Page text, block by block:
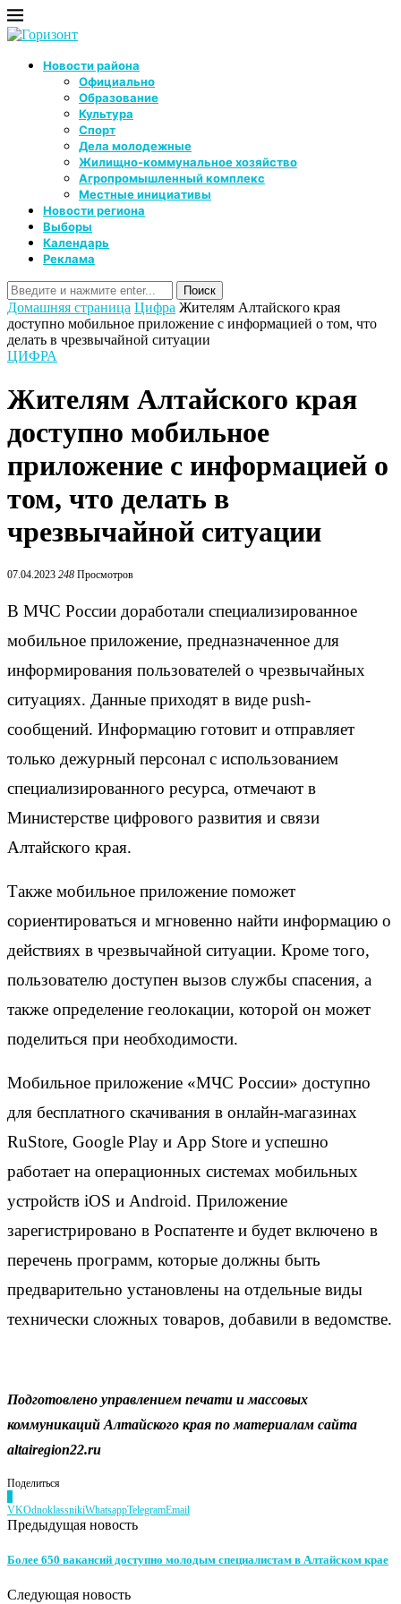
Новости района
Официально
Образование
Культура
Спорт
Дела молодежные
Жилищно-коммунальное хозяйство
Агропромышленный комплекс
Местные инициативы
Новости региона
Выборы
Календарь
Реклама
Домашняя страница Цифра Жителям Алтайского края
доступно мобильное приложение с информацией о том, что
делать в чрезвычайной ситуации
ЦИФРА
Жителям Алтайского края
доступно мобильное
приложение с информацией о
том, что делать в
чрезвычайной ситуации
07.04.2023 248 Просмотров
В МЧС России доработали специализированное
мобильное приложение, предназначенное для
информирования пользователей о чрезвычайных
ситуациях. Данные приходят в виде push-
сообщений. Информацию готовит и отправляет
только дежурный персонал с использованием
специализированного ресурса, отмечают в
Министерстве цифрового развития и связи
Алтайского края.
Также мобильное приложение поможет
сориентироваться и мгновенно найти информацию о
действиях в чрезвычайной ситуации. Кроме того,
пользователю доступен вызов службы спасения, а
также определение геолокации, которой он может
поделиться при необходимости.
Мобильное приложение «МЧС России» доступно
для бесплатного скачивания в онлайн-магазинах
RuStore, Google Play и App Store и успешно
работает на операционных системах мобильных
устройств iOS и Android. Приложение
зарегистрировано в Роспатенте и будет включено в
перечень программ, которые должны быть
предварительно установлены на отдельные виды
технически сложных товаров, добавили в ведомстве.
Подготовлено управлением печати и массовых
коммуникаций Алтайского края по материалам сайта
altairegion22.ru
Поделиться
VKOdnoklassnikiWhatsappTelegramEmail
Предыдущая новость
Более 650 вакансий доступно молодым специалистам в Алтайском крае
Следующая новость